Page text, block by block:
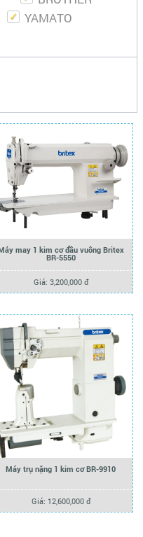
YAMATO
may 1 kim cơ đầu vuông Britex
BR-5550
Giá: 3,200,000 đ
Máy trụ nặng 1 kim cơ BR-9910
Giá: 12,600,000 đ